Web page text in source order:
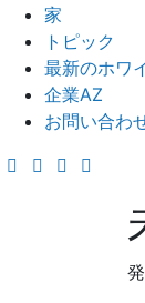
家
トピック
最新のホワ
企業AZ
お問い合わ